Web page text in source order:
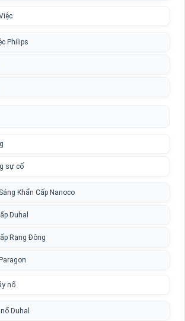
Philips
sự cố
Khẩn Cấp Nanoco
Duhal
Rạng Đông
nổ
Duhal